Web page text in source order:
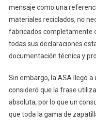
mensaje como una
materiales reciclados, no
fabricados completamente
todas sus declaraciones
documentación técnica y
Sin embargo, la ASA llegó
consideró que la frase
absoluta, por lo que un
que toda la gama de